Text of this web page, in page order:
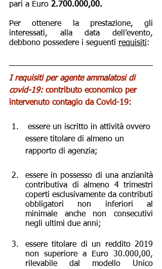
pari a Euro 2.700.000,00.
Per ottenere la prestazione, gli
interessati, alla data dell’evento,
debbono possedere i seguenti requisiti:
I requisiti per agente ammalatosi di
covid-19: contributo economico per
intervenuto contagio da Covid-19:
essere titolare di almeno un
rapporto di agenzia;
essere in possesso di una anzianità
contributiva di almeno 4 trimestri
coperti esclusivamente da contributi
obbligatori non inferiori al
minimale anche non consecutivi
negli ultimi due anni;
essere titolare di un reddito 2019
non superiore a Euro 30.000,00,
rilevabile dal modello Unico